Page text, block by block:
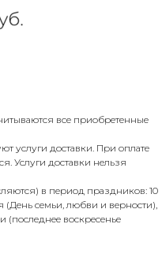
все приобретенные
услуги доставки. При оплате
Услуги доставки нельзя
в период праздников: 10
(День семьи, любви и верности),
(последнее воскресенье